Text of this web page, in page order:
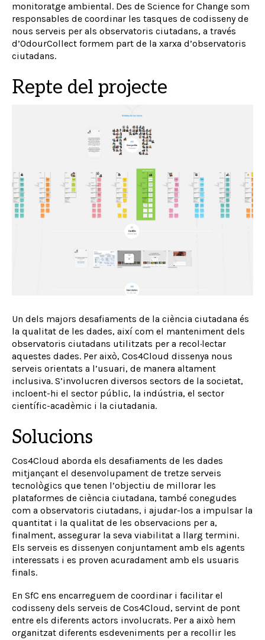
monitoratge ambiental. Des de Science for Change som
responsables de coordinar les tasques de codisseny de
nous serveis per als observatoris ciutadans, a través
d’OdourCollect formem part de la xarxa d’observatoris
ciutadans.
Repte del projecte
Un dels majors desafiaments de la ciència ciutadana és
la qualitat de les dades, així com el manteniment dels
observatoris ciutadans utilitzats per a recol·lectar
aquestes dades. Per això, Cos4Cloud dissenya nous
serveis orientats a l’usuari, de manera altament
inclusiva. S’involucren diversos sectors de la societat,
incloent-hi el sector públic, la indústria, el sector
científic-acadèmic i la ciutadania.
Solucions
Cos4Cloud aborda els desafiaments de les dades
mitjançant el desenvolupament de tretze serveis
tecnològics que tenen l’objectiu de millorar les
plataformes de ciència ciutadana, també conegudes
com a observatoris ciutadans, i ajudar-los a impulsar la
quantitat i la qualitat de les observacions per a,
finalment, assegurar la seva viabilitat a llarg termini.
Els serveis es dissenyen conjuntament amb els agents
interessats i es proven acuradament amb els usuaris
finals.
En SfC ens encarreguem de coordinar i facilitar el
codisseny dels serveis de Cos4Cloud, servint de pont
entre els diferents actors involucrats. Per a això hem
organitzat diferents esdeveniments per a recollir les